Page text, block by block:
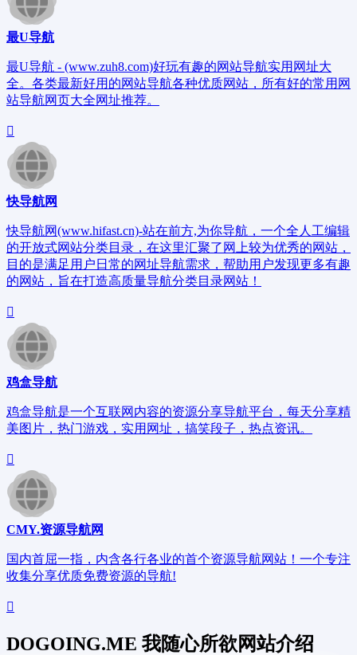
最U导航
最U导航 - (www.zuh8.com)好玩有趣的网站导航实用网址大
全。各类最新好用的网站导航各种优质网站，所有好的常用网
站导航网页大全网址推荐。
快导航网
快导航网(www.hifast.cn)-站在前方,为你导航，一个全人工编辑
的开放式网站分类目录，在这里汇聚了网上较为优秀的网站，
目的是满足用户日常的网址导航需求，帮助用户发现更多有趣
的网站，旨在打造高质量导航分类目录网站！
鸡盒导航
鸡盒导航是一个互联网内容的资源分享导航平台，每天分享精
美图片，热门游戏，实用网址，搞笑段子，热点资讯。
CMY.资源导航网
国内首屈一指，内含各行各业的首个资源导航网站！一个专注
收集分享优质免费资源的导航!
DOGOING.ME 我随心所欲网站介绍